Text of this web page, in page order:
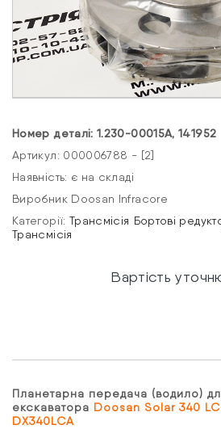
Номер деталі: 1.230-00015А, 141952
Артикул: 000006788 - [2]
Наявність: є на складі
Виробник Doosan Infracore
Категорії: Трансмісія Бортові
Трансмісія
Вартість
Планетарна передача (водило)
екскаватора Doosan Solar 340
DX340LCA